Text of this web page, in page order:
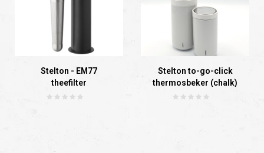
Stelton - EM77
theefilter
Stelton to-go-click
thermosbeker (chalk)